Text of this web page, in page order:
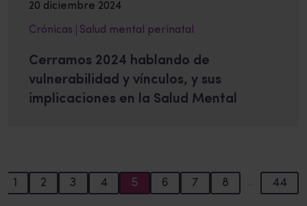
20 diciembre 2024
Crónicas Salud mental perinatal
Cerramos 2024 hablando de
vulnerabilidad y vínculos, y sus
implicaciones en la Salud Mental
1 2 3 4 5 6 7 8 … 44